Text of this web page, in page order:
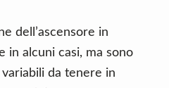
dell’ascensore in
in alcuni casi, ma sono
da tenere in